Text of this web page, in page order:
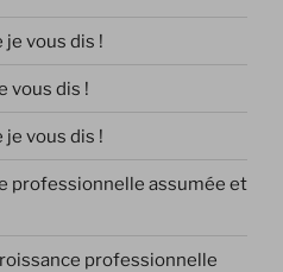
je vous dis !
vous dis !
je vous dis !
professionnelle assumée et
professionnelle